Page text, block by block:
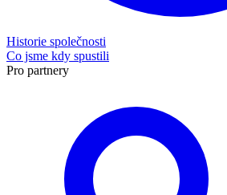
Historie společnosti
Co jsme kdy spustili
Pro partnery